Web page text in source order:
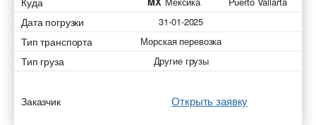
Дата погрузки 31-01-2025
Тип транспорта Морская перевозка
Тип груза Другие грузы
Заказчик Открыть заявку